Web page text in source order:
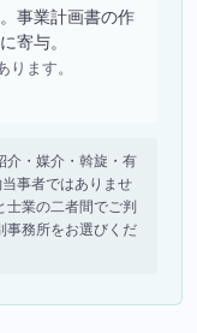
事業計画書の作
寄与。
ます。
・媒介・斡旋・有
事者ではありませ
士業の二者間でご判
事務所をお選びくだ